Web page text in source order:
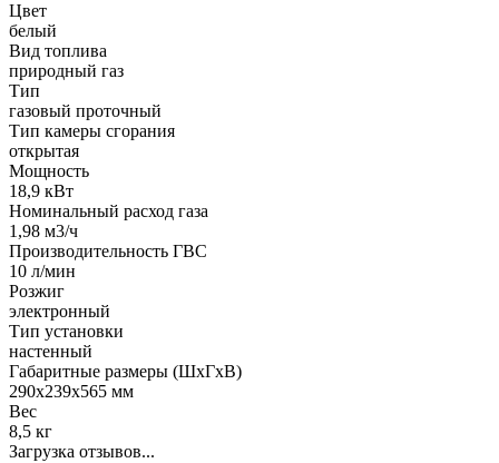
Цвет
белый
Вид топлива
природный газ
Тип
газовый проточный
Тип камеры сгорания
открытая
Мощность
18,9 кВт
Номинальный расход газа
1,98 м3/ч
Производительность ГВС
10 л/мин
Розжиг
электронный
Тип установки
настенный
Габаритные размеры (ШхГхВ)
290х239x565 мм
Вес
8,5 кг
Загрузка отзывов...